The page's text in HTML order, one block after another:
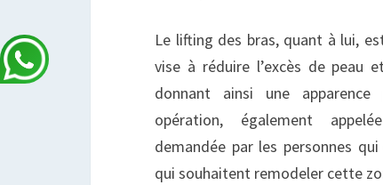
Le lifting des bras, quant à lui,
vise à réduire l’excès de peau
donnant ainsi une
opération, également
demandée par les personnes
qui souhaitent remodeler cette